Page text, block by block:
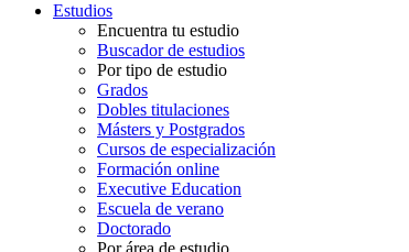
Estudios
Encuentra tu estudio
Buscador de estudios
Por tipo de estudio
Grados
Dobles titulaciones
Másters y Postgrados
Cursos de especialización
Formación online
Executive Education
Escuela de verano
Doctorado
Por área de estudio